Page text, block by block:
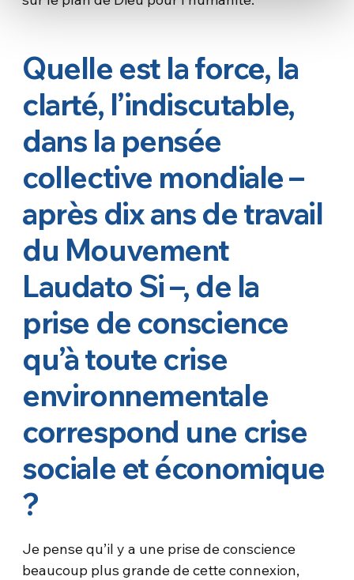
Quelle est la force, la
clarté, l’indiscutable,
dans la pensée
collective mondiale –
après dix ans de travail
du Mouvement
Laudato Si –, de la
prise de conscience
qu’à toute crise
environnementale
correspond une crise
sociale et économique
?
Je pense qu’il y a une prise de conscience
beaucoup plus grande de cette connexion,